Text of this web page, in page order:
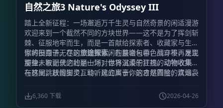
意小屋中烹茶煮酒，享受片刻的宁静与闲适。
为了让冒险者不再迷茫，整合包内置了详尽的任务引导系
统。然而，鉴于拔刀剑模组与任务书系统（FTBQ）之间
存在兼容性壁垒，部分关于拔刀剑的任务将采用“君子协
议”模式——通过手动确认来记录你的传奇足迹。锻造革
新:我们不仅关注战斗，同样关注体验的流畅性。本作特
别加入了快捷锻刀功能，告别繁琐的重复操作，投入多少
材料即可一次性完成对应数量的锻造，让神兵利器的诞生
自然之旅3 Nature's Odyssey III
踏上全新征程：一场邂逅万千生灵与自然奇景的闲适漫游
欢迎来到一个截然不同的方块世界——这不是为了挥剑斩
棘、征服地牢而生，而是一首献给探索者、收藏家与生活
家的田园诗。在这个极致休闲的整合包中，战斗不再是主
旋律，取而代之的是一场对世界温柔的注视。
你将投身于无尽的旅途探索，在晨曦与暮色间穿梭，发现
那些未被记录的壮丽山河；你将沉浸于狂热的动物收集，
与林间跳跃的生灵互动，建立属于你的自然图鉴；炊烟袅
灵的佳肴；亦或是化身匠人，投身于精妙的
建筑装饰，用
一砖一瓦搭建起梦想中的栖息之所。
在这里，放慢脚步，聆听风的声音，这才是冒险的真谛。
6,360 下载 2026-04-26